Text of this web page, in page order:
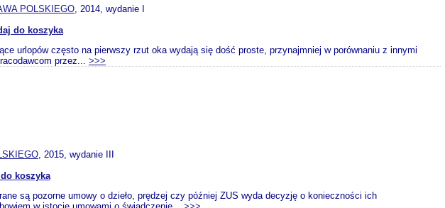
POLSKIEGO, 2014, wydanie I
do koszyka
urlopów często na pierwszy rzut oka wydają się dość proste, przynajmniej w porównaniu z innymi
przez... >>>
, 2015, wydanie III
koszyka
są pozorne umowy o dzieło, prędzej czy później ZUS wyda decyzję o konieczności ich